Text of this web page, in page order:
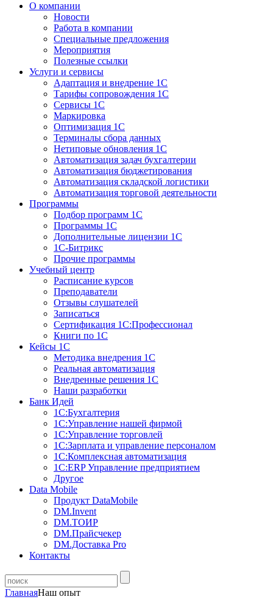
О компании
Новости
Работа в компании
Специальные предложения
Мероприятия
Полезные ссылки
Услуги и сервисы
Адаптация и внедрение 1С
Тарифы сопровождения 1С
Сервисы 1С
Маркировка
Оптимизация 1С
Терминалы сбора данных
Нетиповые обновления 1С
Автоматизация задач бухгалтерии
Автоматизация бюджетирования
Автоматизация складской логистики
Автоматизация торговой деятельности
Программы
Подбор программ 1С
Программы 1С
Дополнительные лицензии 1С
1С-Битрикс
Прочие программы
Учебный центр
Расписание курсов
Преподаватели
Отзывы слушателей
Записаться
Сертификация 1С:Профессионал
Книги по 1С
Кейсы 1С
Методика внедрения 1С
Реальная автоматизация
Внедренные решения 1С
Наши разработки
Банк Идей
1С:Бухгалтерия
1С:Управление нашей фирмой
1С:Управление торговлей
1С:Зарплата и управление персоналом
1С:Комплексная автоматизация
1С:ERP Управление предприятием
Другое
Data Mobile
Продукт DataMobile
DM.Invent
DM.ТОИР
DM.Прайсчекер
DM.Доставка Pro
Контакты
ГлавнаяНаш опыт